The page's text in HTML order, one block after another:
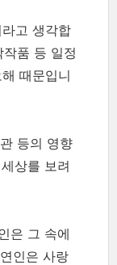
고 생각합
품 등 일정
때문입니
등의 영향
상를 보려
은 그 속에
인은 사랑